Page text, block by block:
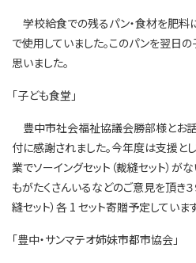
学校給食での残るパン・食材を肥料
で使用していました。このパンを翌日
思いました。
「子ども食堂」
豊中市社会福祉協議会勝部様とお話
付に感謝されました。今年度は支援と
業でソーイングセット（裁縫セット）
もがたくさんいるなどのご意見を頂き
縫セット）各 1 セット寄贈予定していま
「豊中・サンマテオ姉妹市都市協会」